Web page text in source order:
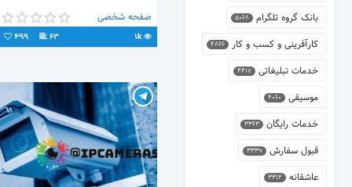
صفحه شخصی
1k
63
499
بانک گروه تلگرام 5068
کارآفرینی و کسب و کار 4866
خدمات تبلیغاتی 4417
موسیقی 4060
خدمات رایگان 3363
قبول سفارش 3339
عاشقانه 3312